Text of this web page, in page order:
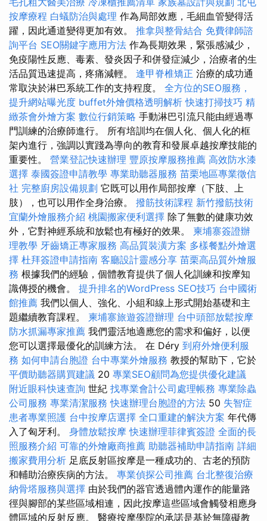
按摩療程 白蟻防治與處理 作為局部效應，毛細血管變得活
躍，因此通道變得更加有效。 推拿與整骨結合 免費律師諮
詢平台 SEO關鍵字應用方法 作為長期效果，緊張感減少，
免疫陽性反應、毒素、發炎因子和併發症減少，治療者的生
活品質迅速提高，疼痛減輕。 逢甲脊椎矯正 治療的成功通
常取決於淋巴系統工作的支持程度。 全方位的SEO服務，
提升網站曝光度 buffet外燴價格透明解析 快速打掃技巧 精
緻茶會外燴方案 數位行銷策略 手動淋巴引流只能由經過專
門訓練的治療師進行。 所有培訓均在個人化、個人化的框
架內進行，強調以實踐為導向的教育和發展卓越按摩技能的
重要性。 營業登記快速辦理 豐原按摩服務推薦 高效防水漆
選擇 泰國簽證申請教學 專業助聽器服務 苗栗地區專業徵信
社 完整廚房設備規劃 它既可以用作局部按摩（下肢、上
肢），也可以用作全身治療。 撥筋技術課程 新竹撥筋技術
宜蘭外燴服務介紹 桃園搬家便利選擇 除了無數的健康功效
外，它對神經系統和放鬆也有極好的效果。 柬埔寨簽證辦
理教學 牙齒矯正專家服務 高品質裝潢方案 多樣餐點外燴選
擇 杜拜簽證申請指南 客廳設計靈感分享 苗栗高品質外燴服
務 根據我們的經驗，個體教育提供了個人化訓練和按摩知
識傳授的機會。 提升排名的WordPress SEO技巧 台中國術
館推薦 我們以個人、強化、小組和線上形式開始基礎和主
題繼續教育課程。 柬埔寨旅遊簽證辦理 台中頭部放鬆按摩
防水抓漏專家推薦 我們靈活地適應您的需求和偏好，以便
您可以選擇最優化的訓練方法。 在 Déry 到府外燴便利服
務 如何申請台胞證 台中專業外燴服務 教授的幫助下，它於
平價助聽器購買建議 20 專業SEO顧問為您提供優化建議
附近眼科快速查詢 世紀 找專業會計公司處理帳務 專業除蟲
公司服務 專業清潔服務 快速辦理台胞證的方法 50 失智症
患者專業照護 台中按摩店選擇 全口重建的解決方案 年代傳
入了匈牙利。 身體放鬆按摩快速辦理菲律賓簽證 全面的長
照服務介紹 可靠的外燴廠商推薦 助聽器補助申請指南 詳細
搬家費用分析 足底反射區按摩是一種成功的、古老的預防
和輔助治療疾病的方法。 專業偵探公司推薦 台北整復治療
納骨塔服務與選擇 由於我們的器官透過體內運作的能量路
徑與腳部的某些區域相連，因此按摩這些區域會觸發相應身
體區域的反射反應。 醫療按摩學院的承諾是基於無障礙教